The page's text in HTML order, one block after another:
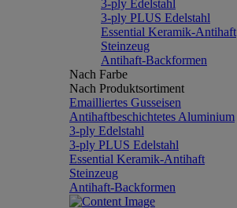
3-ply Edelstahl
3-ply PLUS Edelstahl
Essential Keramik-Antihaft
Steinzeug
Antihaft-Backformen
Nach Farbe
Nach Produktsortiment
Emailliertes Gusseisen
Antihaftbeschichtetes Aluminium
3-ply Edelstahl
3-ply PLUS Edelstahl
Essential Keramik-Antihaft
Steinzeug
Antihaft-Backformen